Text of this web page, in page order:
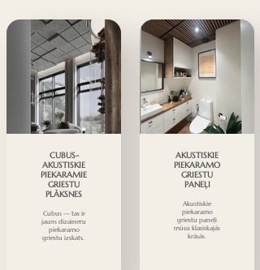
CUBUS-
AKUSTISKIE
PIEKARAMIE
GRIESTU
PLĀKSNES
Cubus — tas ir
jauns dizaineru
piekaramo
griestu izskats.
AKUSTISKIE
PIEKARAMO
GRIESTU
PANEĻI
Akustiskie
piekaramo
griestu paneļi
mūsu klasiskajās
krāsās.